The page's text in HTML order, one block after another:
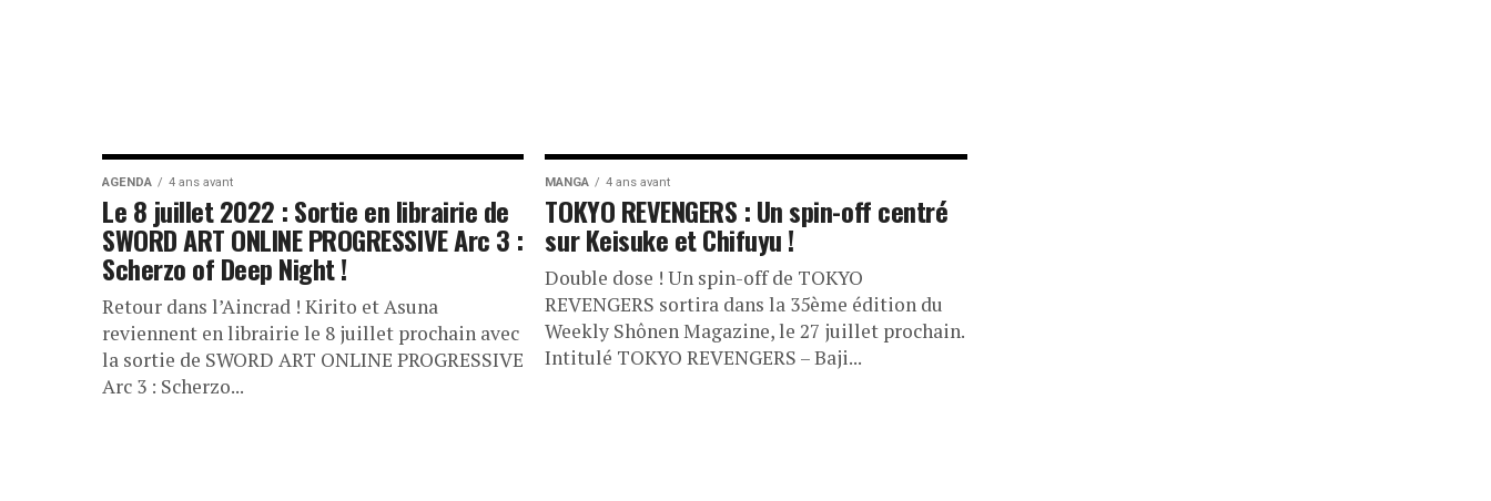
AGENDA 4 ans avant
Le 8 juillet 2022 : Sortie en librairie de
SWORD ART ONLINE PROGRESSIVE Arc 3 :
Scherzo of Deep Night !
Retour dans l’Aincrad ! Kirito et Asuna
reviennent en librairie le 8 juillet prochain avec
la sortie de SWORD ART ONLINE PROGRESSIVE
Arc 3 : Scherzo...
MANGA 4 ans avant
TOKYO REVENGERS : Un spin-off centré
sur Keisuke et Chifuyu !
Double dose ! Un spin-off de TOKYO
REVENGERS sortira dans la 35ème édition du
Weekly Shônen Magazine, le 27 juillet prochain.
Intitulé TOKYO REVENGERS – Baji...